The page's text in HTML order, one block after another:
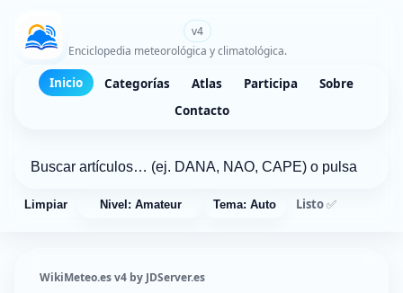
v4
Enciclopedia meteorológica y climatológica.
Inicio Categorías Atlas Participa
Sobre
Contacto
Limpiar Nivel: Amateur Tema: Auto Listo ✅
WikiMeteo.es v4 by JDServer.es